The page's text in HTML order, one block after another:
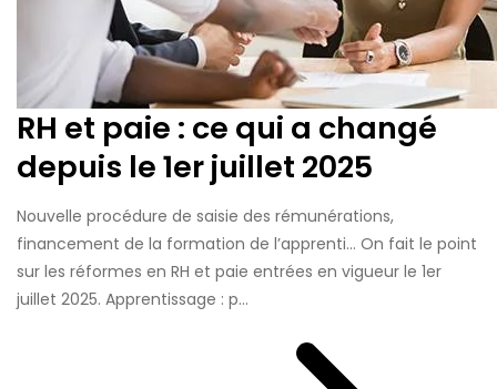
RH et paie : ce qui a changé
depuis le 1er juillet 2025
Nouvelle procédure de saisie des rémunérations,
financement de la formation de l’apprenti… On fait le point
sur les réformes en RH et paie entrées en vigueur le 1er
juillet 2025. Apprentissage : p...